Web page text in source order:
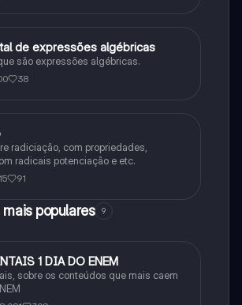
de expressões algébricas
são expressões algébricas.
38
radiciação, com propriedades,
radicais potenciação e etc.
91
populares 9
1 DIA DO ENEM
sobre os conteúdos que mais caem